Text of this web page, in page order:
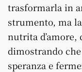
trasformarla in
strumento, ma
nutrita d’amore,
dimostrando che
speranza e